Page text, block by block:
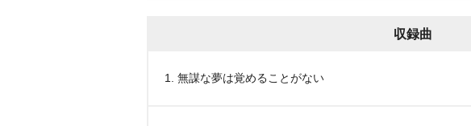
収録曲
1. 無謀な夢は覚めることがない